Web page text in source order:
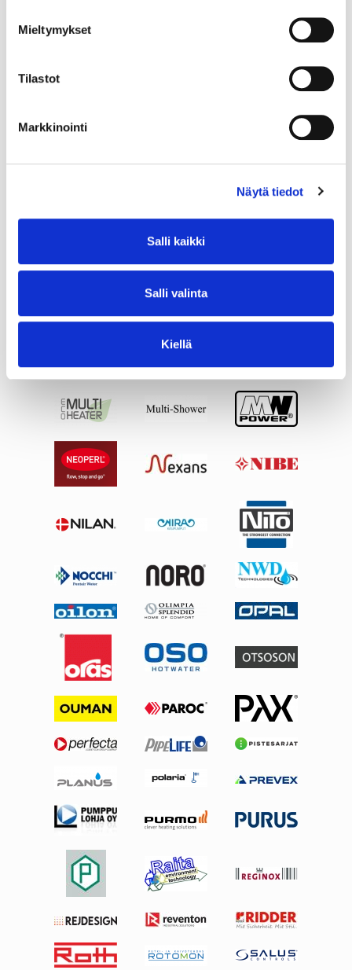
Mieltymykset
Tilastot
Markkinointi
Näytä tiedot
Salli kaikki
Salli valinta
Kiellä